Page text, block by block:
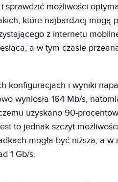
sprawdzić możliwości
które najbardziej mogą
z internetu
a w tym czasie
konfiguracjach i wyniki
wyniosła 164 Mb/s,
uzyskano 90-
to jednak szczyt
mogła być niższa, a w
1 Gb/s.